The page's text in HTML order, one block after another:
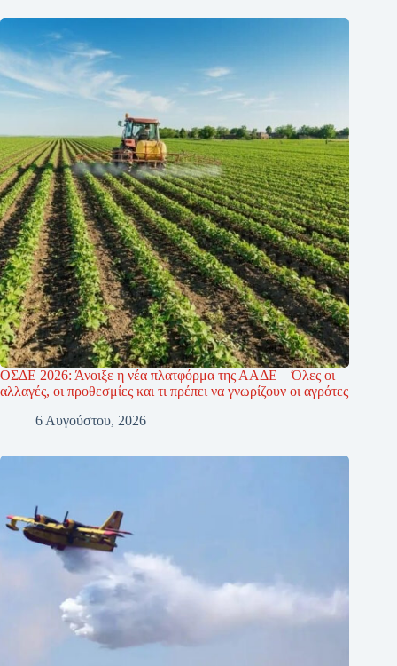
ΟΣΔΕ 2026: Άνοιξε η νέα πλατφόρμα της ΑΑΔΕ – Όλες οι
αλλαγές, οι προθεσμίες και τι πρέπει να γνωρίζουν οι αγρότες
6 Αυγούστου, 2026